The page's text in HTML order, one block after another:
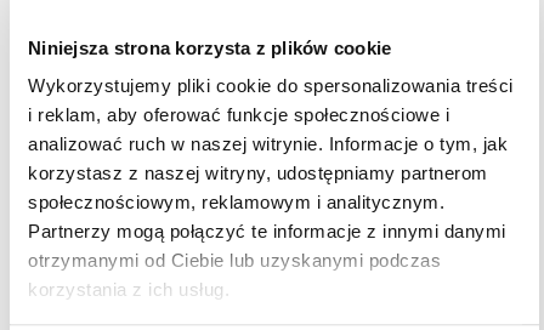
Niniejsza strona korzysta z plików cookie
Wykorzystujemy pliki cookie do spersonalizowania treści
i reklam, aby oferować funkcje społecznościowe i
analizować ruch w naszej witrynie. Informacje o tym, jak
korzystasz z naszej witryny, udostępniamy partnerom
społecznościowym, reklamowym i analitycznym.
Partnerzy mogą połączyć te informacje z innymi danymi
otrzymanymi od Ciebie lub uzyskanymi podczas
korzystania z ich usług.
Filtruj
Darmowa dostawa
od 200zł